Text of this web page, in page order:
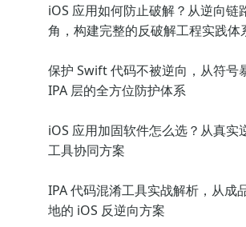
iOS 应用如何防止破解？从逆向链
角，构建完整的反破解工程实践体
保护 Swift 代码不被逆向，从符号
IPA 层的全方位防护体系
iOS 应用加固软件怎么选？从真实
工具协同方案
IPA 代码混淆工具实战解析，从成
地的 iOS 反逆向方案